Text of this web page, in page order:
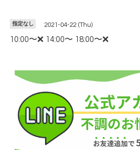
指定なし 2021-04-22 (Thu)
10:00〜❌ 14:00〜 18:00〜❌